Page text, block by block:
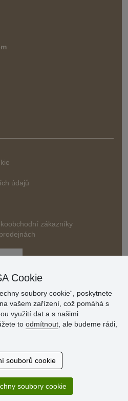
údajů
zákazníky
za slušné ceny. Vřele
super rychlé dodání. Moc
Cookie
soubory cookie“, poskytnete
vašem zařízení, což pomáhá s
využití dat a s našimi
to odmítnout , ale budeme rádi,
souborů cookie
soubory cookie